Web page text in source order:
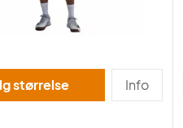
Vælg størrelse Info